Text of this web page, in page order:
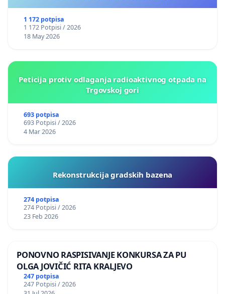
1 172 potpisa
1 172 Potpisi / 2026
18 May 2026
Peticija protiv odlaganja radioaktivnog otpada na
Trgovskoj gori
693 potpisa
693 Potpisi / 2026
4 Mar 2026
Rekonstrukcija gradskih bazena
274 potpisa
274 Potpisi / 2026
23 Feb 2026
PONOVNO RASPISIVANJE KONKURSA ZA PU
OLGA JOVIČIĆ RITA KRALJEVO
247 potpisa
247 Potpisi / 2026